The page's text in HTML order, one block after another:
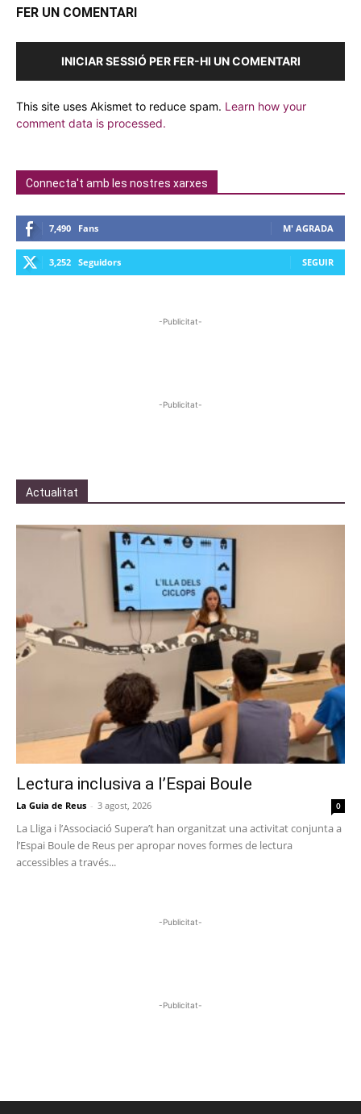
FER UN COMENTARI
INICIAR SESSIÓ PER FER-HI UN COMENTARI
This site uses Akismet to reduce spam. Learn how your
comment data is processed.
Connecta't amb les nostres xarxes
7,490 Fans M' AGRADA
3,252 Seguidors SEGUIR
-Publicitat-
-Publicitat-
Actualitat
Lectura inclusiva a l’Espai Boule
La Guia de Reus - 3 agost, 2026 0
La Lliga i l’Associació Supera’t han organitzat una activitat conjunta a
l’Espai Boule de Reus per apropar noves formes de lectura
accessibles a través...
-Publicitat-
-Publicitat-